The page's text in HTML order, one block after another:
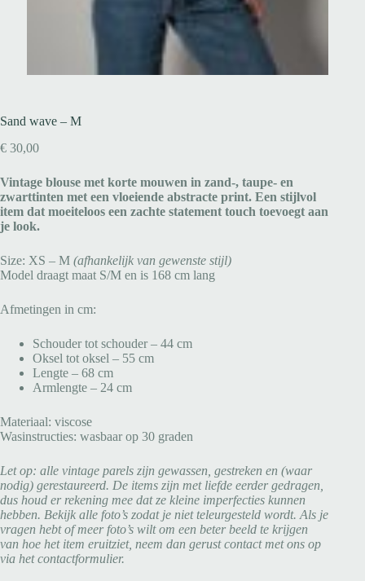
Sand wave – M
€ 30,00
Vintage blouse met korte mouwen in zand-, taupe- en
zwarttinten met een vloeiende abstracte print. Een stijlvol
item dat moeiteloos een zachte statement touch toevoegt aan
je look.
Size: XS – M (afhankelijk van gewenste stijl)
Model draagt maat S/M en is 168 cm lang
Afmetingen in cm:
Schouder tot schouder – 44 cm
Oksel tot oksel – 55 cm
Lengte – 68 cm
Armlengte – 24 cm
Materiaal: viscose
Wasinstructies: wasbaar op 30 graden
Let op: alle vintage parels zijn gewassen, gestreken en (waar
nodig) gerestaureerd. De items zijn met liefde eerder gedragen,
dus houd er rekening mee dat ze kleine imperfecties kunnen
hebben. Bekijk alle foto’s zodat je niet teleurgesteld wordt. Als je
vragen hebt of meer foto’s wilt om een beter beeld te krijgen
van hoe het item eruitziet, neem dan gerust contact met ons op
via het contactformulier.